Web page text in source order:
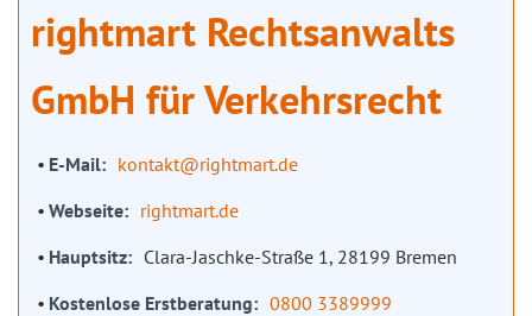
rightmart Rechtsanwalts
GmbH für Verkehrsrecht
E-Mail
kontakt@rightmart.de
Webseite
rightmart.de
Hauptsitz
Clara-Jaschke-Straße 1, 28199 Bremen
Kostenlose Erstberatung
0800 3389999